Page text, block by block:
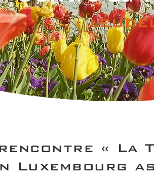
« La
Luxembourg